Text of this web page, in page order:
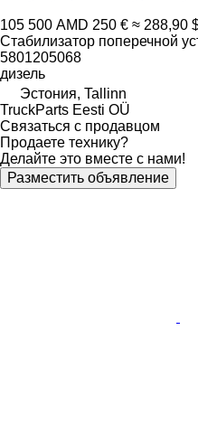
105 500 AMD 250 € ≈ 288,90
Стабилизатор поперечной
5801205068
дизель
Эстония, Tallinn
TruckParts Eesti OÜ
Связаться с продавцом
Продаете технику?
Делайте это вместе с нами!
Разместить объявление